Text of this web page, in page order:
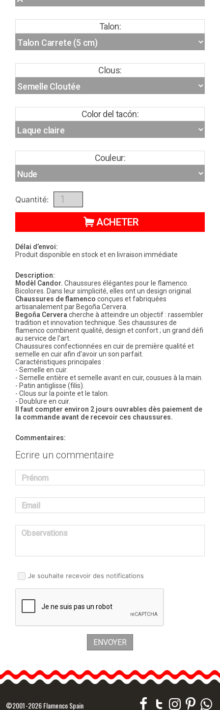
Talon:
Clous:
Color del tacón:
Couleur:
Quantité:
ACHETER
Délai d’envoi:
Produit disponible en stock et en livraison immédiate
Description:
Modèl Candor. Chaussures élégantes pour le flamenco.
Bicolores. Dans leur simplicité, elles ont un design original.
Chaussures de flamenco conçues et fabriquées
artisanalement par Begoña Cervera.
Begoña Cervera cherche à atteindre un objectif : rassembler
tradition et innovation technique. Ses chaussures de
flamenco combinent qualité, design et confort ; un grand défi
au service de l'art.
Chaussures confectionnées en cuir de première qualité et
semelle en cuir afin d'avoir un son parfait.
Caractéristiques principales :
- Semelle en cuir.
- Semelle entière et semelle avant en cuir, cousues à la main.
- Patin antiglisse (filis).
- Clous sur la pointe et le talon.
- Doublure en cuir.
Il faut compter environ 2 jours ouvrables dès paiement de
la commande avant de recevoir ces chaussures.
Commentaires:
Ecrire un commentaire
Prénom
Email
Observations
Je souhaite recevoir des notifications
ENVOYER
©2001-2026 Flamenco Spain